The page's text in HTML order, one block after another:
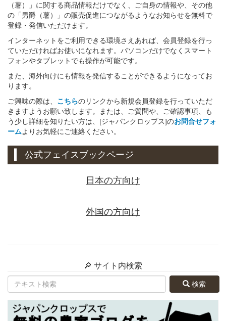
（薯）」に関する商品情報だけでなく、ご自身の情報や、その他
の「男爵（薯）」の販売促進につながるようなお知らせを無料で
登録・発信いただけます。
インターネットをご利用できる環境さえあれば、会員登録を行っ
ていただければお使いになれます。パソコンだけでなくスマート
フォンやタブレットでも操作が可能です。
また、海外向けにも情報を発信することができるようになってお
ります。
ご興味の際は、 こちらのリンクから新規会員登録を行っていただ
きますようお願い致します。または、ご質問や、ご確認事項、も
う少し詳細を知りたい方は、[ジャパンクロップス]のお問合せフォ
ームよりお気軽にご連絡ください。
公式フェイスブックページ
日本の方向け
外国の方向け
🔎 サイト内検索
検索